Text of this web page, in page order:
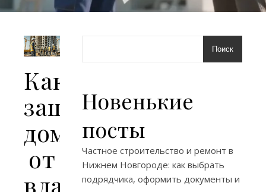
Как
защитить
дом
от
влаги
Поиск
Новенькие
посты
Частное строительство и ремонт в
Нижнем Новгороде: как выбрать
подрядчика, оформить документы и